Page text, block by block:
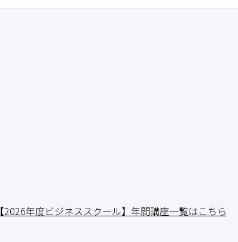
【2026年度ビジネススクール】年間講座一覧はこちら